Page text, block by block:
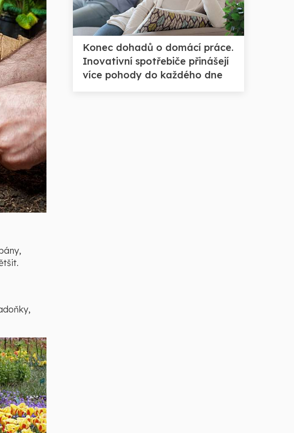
Konec dohadů o domácí práce.
Inovativní spotřebiče přinášejí
více pohody do každého dne